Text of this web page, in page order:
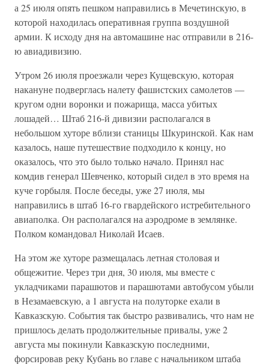
а 25 июля опять пешком направились в Мечетинскую, в
которой находилась оперативная группа воздушной
армии. К исходу дня на автомашине нас отправили в 216-
ю авиадивизию.
Утром 26 июля проезжали через Кущевскую, которая
накануне подверглась налету фашистских самолетов —
кругом одни воронки и пожарища, масса убитых
лошадей… Штаб 216-й дивизии располагался в
небольшом хуторе вблизи станицы Шкуринской. Как нам
казалось, наше путешествие подходило к концу, но
оказалось, что это было только начало. Принял нас
комдив генерал Шевченко, который сидел в это время на
куче горбыля. После беседы, уже 27 июля, мы
направились в штаб 16-го гвардейского истребительного
авиаполка. Он располагался на аэродроме в землянке.
Полком командовал Николай Исаев.
На этом же хуторе размещалась летная столовая и
общежитие. Через три дня, 30 июля, мы вместе с
укладчиками парашютов и парашютами автобусом убыли
в Незамаевскую, а 1 августа на полуторке ехали в
Кавказскую. События так быстро развивались, что нам не
пришлось делать продолжительные привалы, уже 2
августа мы покинули Кавказскую последними,
форсировав реку Кубань во главе с начальником штаба